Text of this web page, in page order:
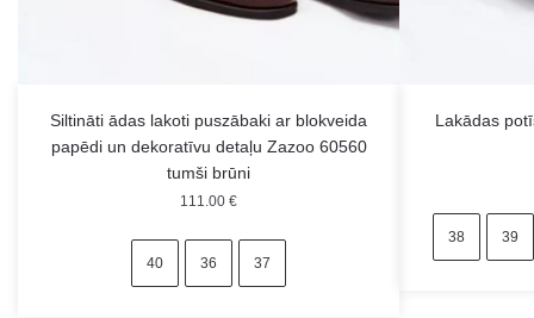
Siltināti ādas lakoti puszābaki ar blokveida
papēdi un dekoratīvu detaļu Zazoo 60560
tumši brūni
111.00 €
40 36 37
Lakādas
38 39